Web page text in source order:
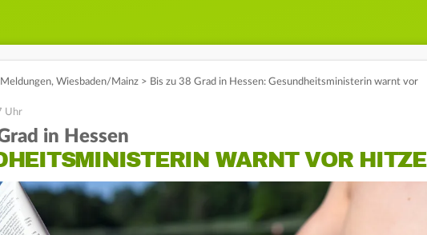
, Wiesbaden/Mainz > Bis zu 38 Grad in Hessen: Gesundheitsministerin warnt vor
Uhr
in Hessen
WARNT VOR HITZE